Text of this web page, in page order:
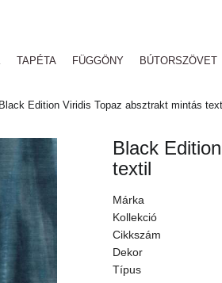
TAPÉTA FÜGGÖNY BÚTORSZÖVET
Black Edition Viridis Topaz absztrakt mintás
Black
textil
Márka
Kollekció
Cikkszám
Dekor
Típus